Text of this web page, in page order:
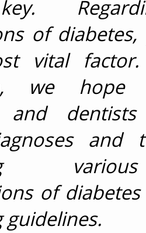
of
vital
we
and
and
of
guidelines.